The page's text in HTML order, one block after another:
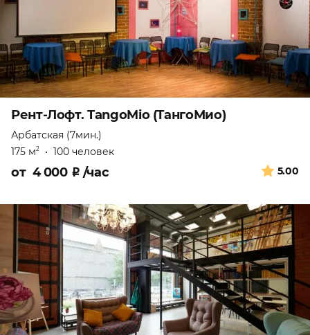
Рент-Лофт. TangoMio (ТангоМио)
Арбатская (7мин.)
175 м2 • 100 человек
5.00
от 4 000 ₽ /час